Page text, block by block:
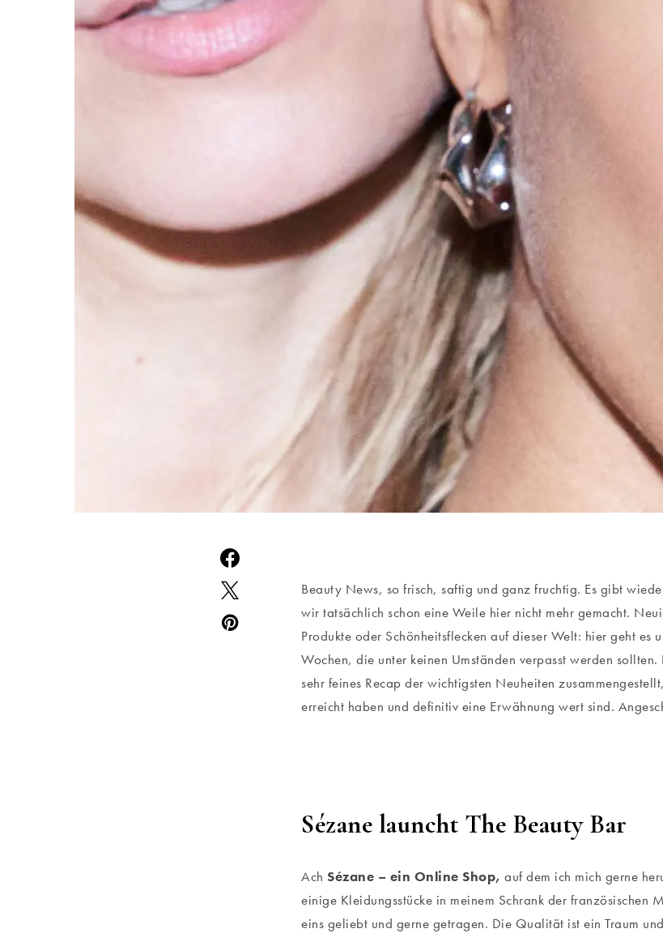
Beauty News, so frisch, saftig und ganz fruchtig. Es gibt
wir tatsächlich schon eine Weile hier nicht mehr gemacht.
Produkte oder Schönheitsflecken auf dieser Welt: hier geht es
Wochen, die unter keinen Umständen verpasst werden
sehr feines Recap der wichtigsten Neuheiten
erreicht haben und definitiv eine Erwähnung wert sind.
Sézane launcht The Beauty Bar
Ach Sézane – ein Online Shop, auf dem ich mich gerne
einige Kleidungsstücke in meinem Schrank der französischen
eins geliebt und gerne getragen. Die Qualität ist ein Traum